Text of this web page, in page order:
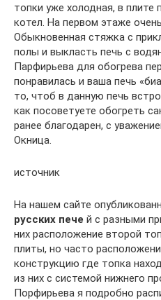
топки уже холодная, в плите
котел. На первом этаже
Обыкновенная стяжка с
полы и выкласть печь с
Парфирьева для обогрева
понравилась и ваша печь
то, чтоб в данную печь
как посоветуете обогреть
ранее благодарен, с
Окница.
источник
На нашем сайте
русских пече й с разными
них расположение второй
плиты, но часто
конструкцию где топка
из них с системой нижнего
Порфирьева я подробно